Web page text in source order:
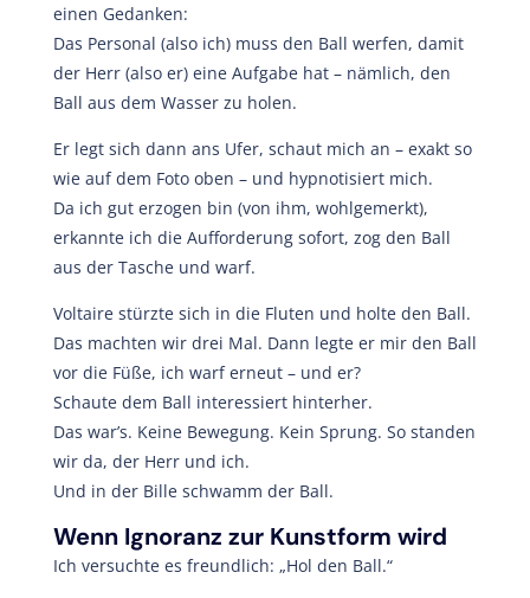
einen Gedanken:
Das Personal (also ich) muss den Ball werfen, damit
der Herr (also er) eine Aufgabe hat – nämlich, den
Ball aus dem Wasser zu holen.
Er legt sich dann ans Ufer, schaut mich an – exakt so
wie auf dem Foto oben – und hypnotisiert mich.
Da ich gut erzogen bin (von ihm, wohlgemerkt),
erkannte ich die Aufforderung sofort, zog den Ball
aus der Tasche und warf.
Voltaire stürzte sich in die Fluten und holte den Ball.
Das machten wir drei Mal. Dann legte er mir den Ball
vor die Füße, ich warf erneut – und er?
Schaute dem Ball interessiert hinterher.
Das war’s. Keine Bewegung. Kein Sprung. So standen
wir da, der Herr und ich.
Und in der Bille schwamm der Ball.
Wenn Ignoranz zur Kunstform wird
Ich versuchte es freundlich: „Hol den Ball.“